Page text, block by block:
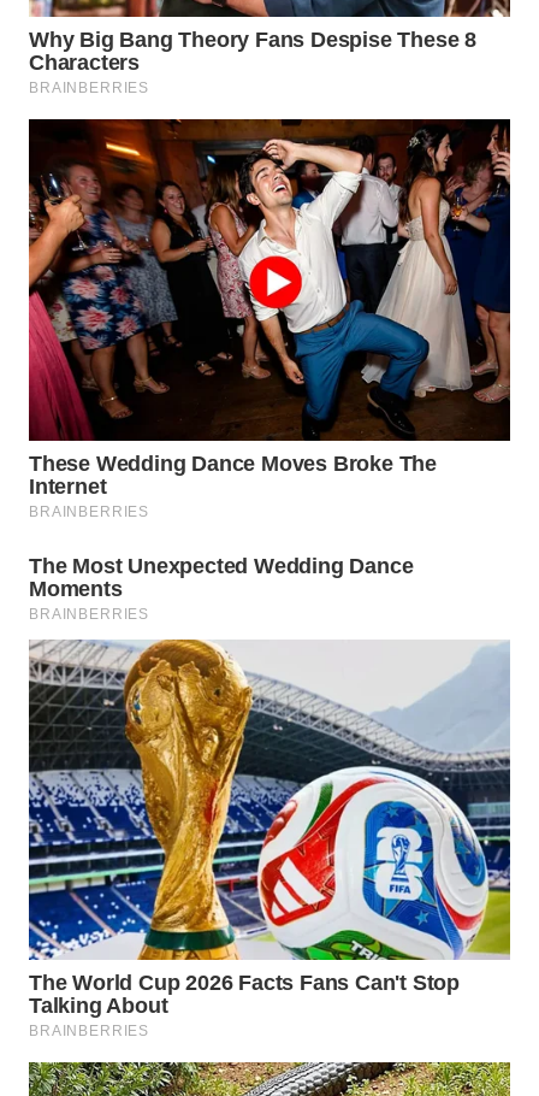
WN
PURWAKARTA
WN
PRIANGAN
TIMUR
WN
SEMARANG
WN
SOLO
WN
BOROBUDUR
WN
WN
SURABAYA
WN
NATUNA
WN
BINTAN
WN
MANDALIKA
LIKUPANG
WN
LABUANBAJO